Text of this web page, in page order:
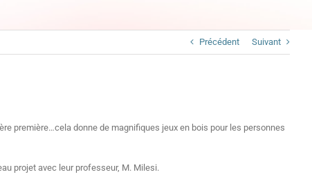
Précédent Suivant
première…cela donne de magnifiques jeux en bois pour les personnes
projet avec leur professeur, M. Milesi.